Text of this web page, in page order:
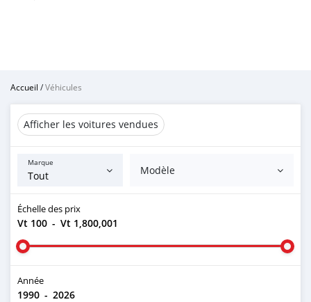
Accueil /Véhicules
Afficher les voitures vendues
Marque
Modèle
Échelle des prix
Vt 100 - Vt 1,800,001
Année
1990 - 2026